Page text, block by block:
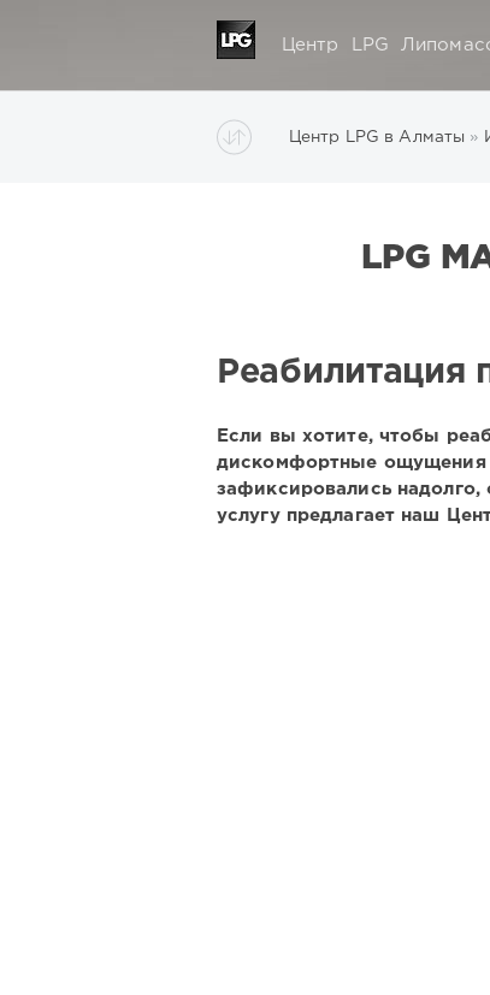
Центр LPG
Центр LPG в Алматы »
LPG
Реабилитация
Если вы хотите, чтобы
дискомфортные ощущения
зафиксировались
услугу предлагает наш